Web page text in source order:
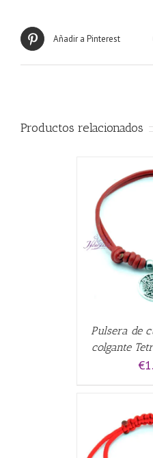
Añadir a Pinterest
Productos relacionados
Pulsera de
colgante
€